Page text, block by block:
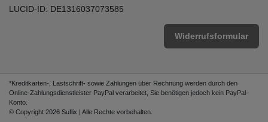
LUCID-ID: DE1316037073585
Widerrufsformular
*Kreditkarten-, Lastschrift- sowie Zahlungen über Rechnung werden durch den
Online-Zahlungsdienstleister PayPal verarbeitet, Sie benötigen jedoch kein PayPal-
Konto.
© Copyright 2026 Suflix | Alle Rechte vorbehalten.